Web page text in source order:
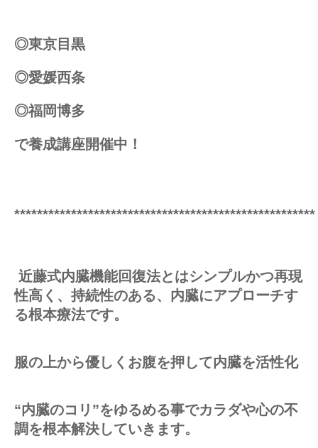
◎東京目黒
◎愛媛西条
◎福岡博多
で養成講座開催中！
*****************************************************
近藤式内臓機能回復法とはシンプルかつ再現
性高く、持続性のある、内臓にアプローチす
る根本療法です。
服の上から優しくお腹を押して内臓を活性化
“内臓のコリ”をゆるめる事でカラダや心の不
調を根本解決していきます。